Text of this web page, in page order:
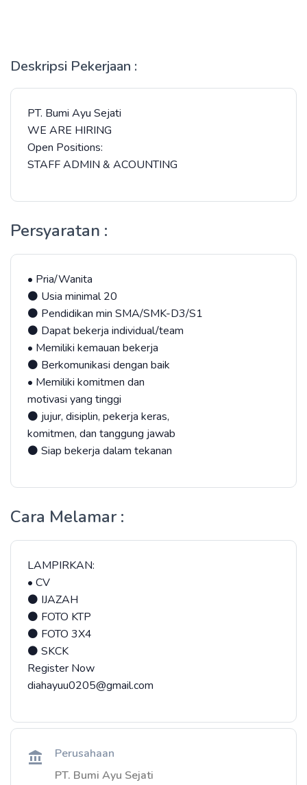
Deskripsi Pekerjaan :
PT. Bumi Ayu Sejati
WE ARE HIRING
Open Positions:
STAFF ADMIN & ACOUNTING
Persyaratan :
• Pria/Wanita
⚫ Usia minimal 20
⚫ Pendidikan min SMA/SMK-D3/S1
⚫ Dapat bekerja individual/team
• Memiliki kemauan bekerja
⚫ Berkomunikasi dengan baik
• Memiliki komitmen dan
motivasi yang tinggi
⚫ jujur, disiplin, pekerja keras,
komitmen, dan tanggung jawab
⚫ Siap bekerja dalam tekanan
Cara Melamar :
LAMPIRKAN:
• CV
⚫ IJAZAH
⚫ FOTO KTP
⚫ FOTO 3X4
⚫ SKCK
Register Now
diahayuu0205@gmail.com
Perusahaan
PT. Bumi Ayu Sejati